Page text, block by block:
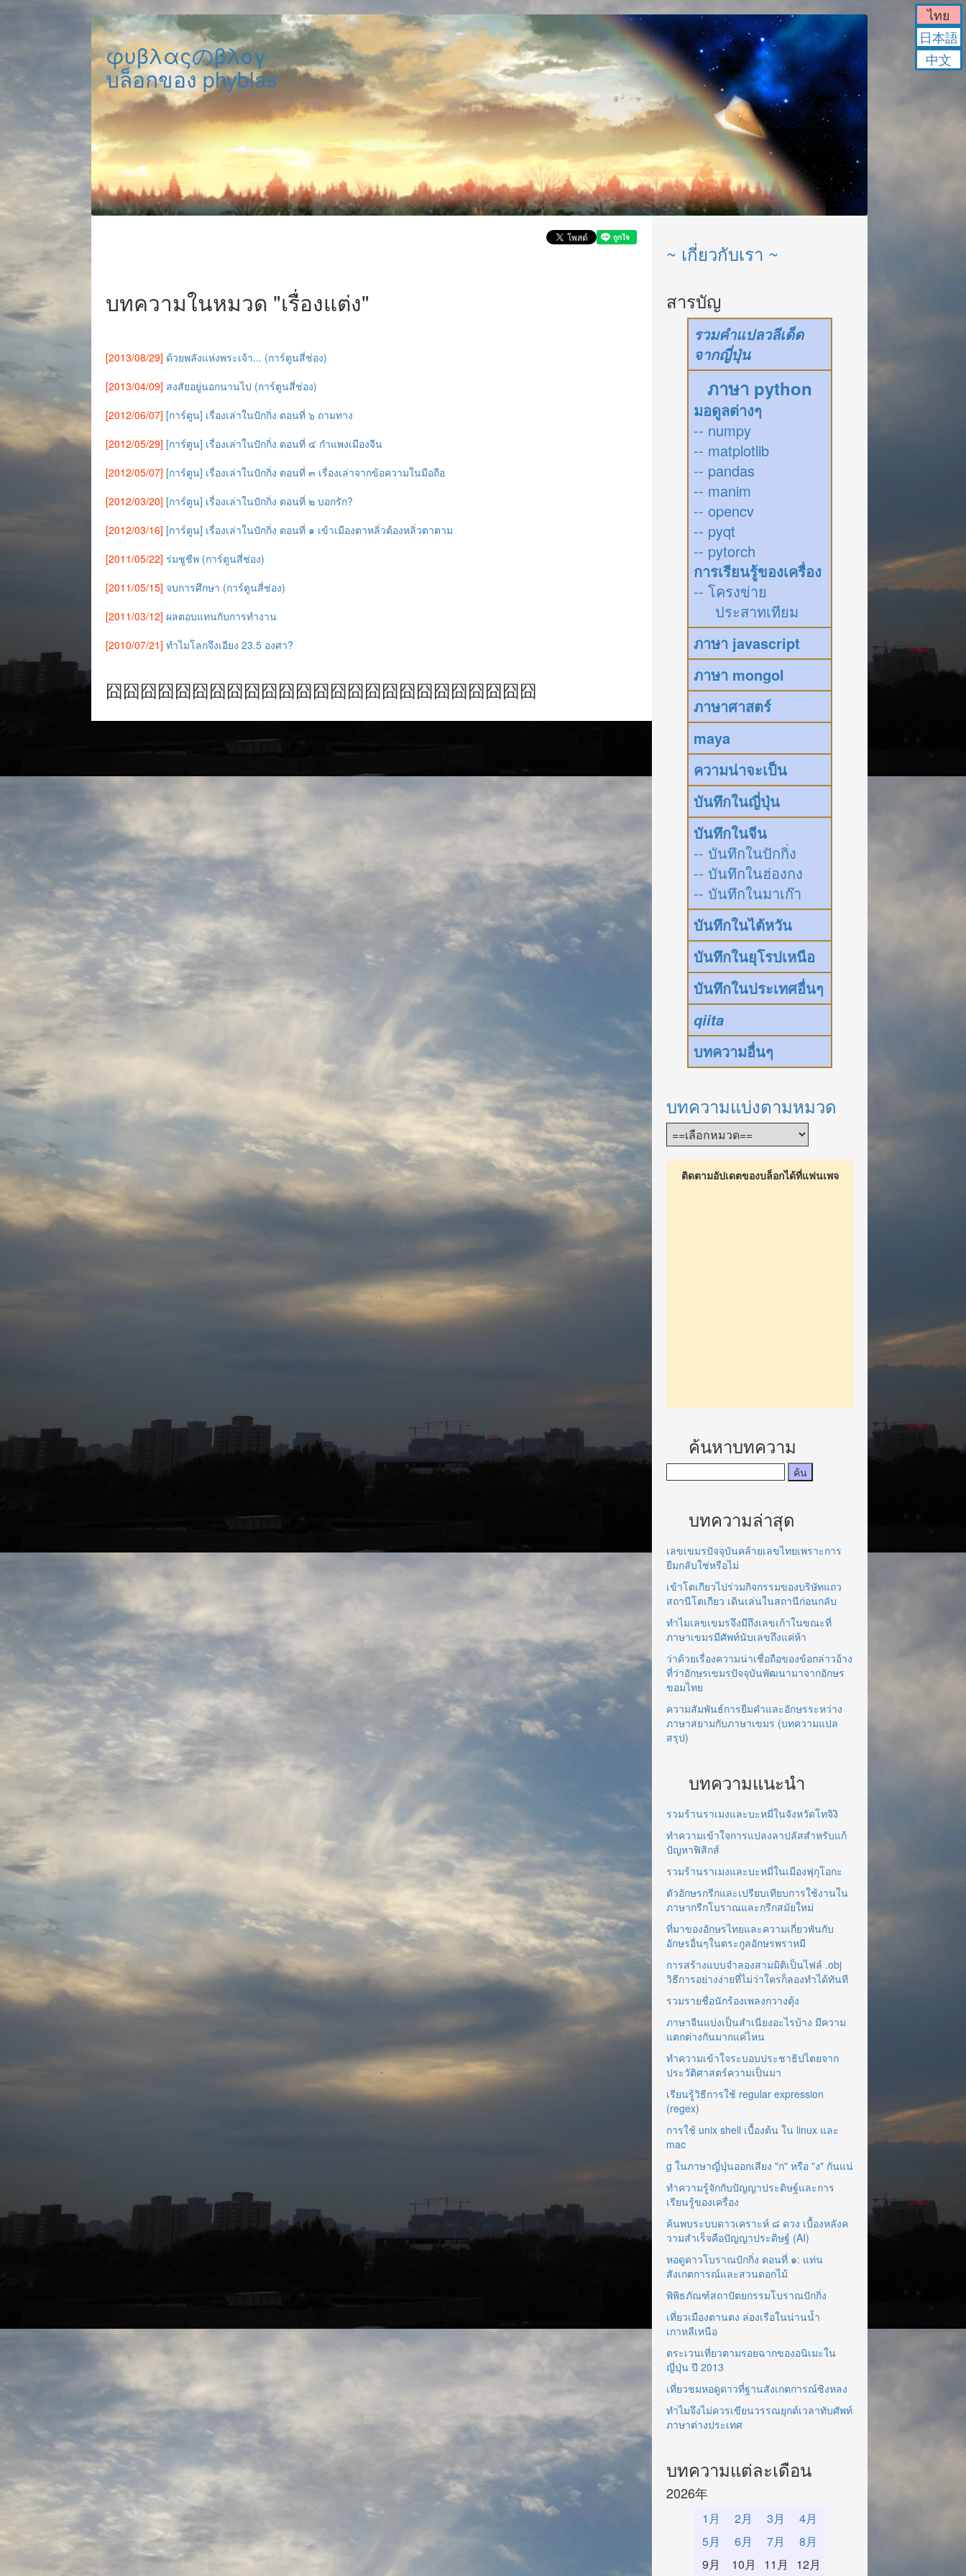
φυβλαςのβλογ
บล็อกของ phyblas
บทความในหมวด "เรื่องแต่ง"
[2013/08/29] ด้วยพลังแห่งพระเจ้า... (การ์ตูนสี่ช่อง)
[2013/04/09] สงสัยอยู่นอกนานไป (การ์ตูนสี่ช่อง)
[2012/06/07] [การ์ตูน] เรื่องเล่าในปักกิ่ง ตอนที่ ๖ ถามทาง
[2012/05/29] [การ์ตูน] เรื่องเล่าในปักกิ่ง ตอนที่ ๔ กำแพงเมืองจีน
[2012/05/07] [การ์ตูน] เรื่องเล่าในปักกิ่ง ตอนที่ ๓ เรื่องเล่าจากข้อความในมือถือ
[2012/03/20] [การ์ตูน] เรื่องเล่าในปักกิ่ง ตอนที่ ๒ บอกรัก?
[2012/03/16] [การ์ตูน] เรื่องเล่าในปักกิ่ง ตอนที่ ๑ เข้าเมืองตาหลิ่วต้องหลิ่วตาตาม
[2011/05/22] ร่มชูชีพ (การ์ตูนสี่ช่อง)
[2011/05/15] จบการศึกษา (การ์ตูนสี่ช่อง)
[2011/03/12] ผลตอบแทนกับการทำงาน
[2010/07/21] ทำไมโลกจึงเอียง 23.5 องศา?
囧囧囧囧囧囧囧囧囧囧囧囧囧囧囧囧囧囧囧囧囧囧囧囧囧
~ เกี่ยวกับเรา ~
สารบัญ
รวมคำแปลวลีเด็ด
จากญี่ปุ่น
ภาษา python
มอดูลต่างๆ
-- numpy
-- matplotlib
-- pandas
-- manim
-- opencv
-- pyqt
-- pytorch
การเรียนรู้ของเครื่อง
-- โครงข่าย
ประสาทเทียม
ภาษา javascript
ภาษา mongol
ภาษาศาสตร์
maya
ความน่าจะเป็น
บันทึกในญี่ปุ่น
บันทึกในจีน
-- บันทึกในปักกิ่ง
-- บันทึกในฮ่องกง
-- บันทึกในมาเก๊า
บันทึกในไต้หวัน
บันทึกในยุโรปเหนือ
บันทึกในประเทศอื่นๆ
qiita
บทความอื่นๆ
บทความแบ่งตามหมวด
ติดตามอัปเดตของบล็อกได้ที่แฟนเพจ
ค้นหาบทความ
บทความล่าสุด
เลขเขมรปัจจุบันคล้ายเลขไทยเพราะการ
ยืมกลับใช่หรือไม่
เข้าโตเกียวไปร่วมกิจกรรมของบริษัทแถว
สถานีโตเกียว เดินเล่นในสถานีก่อนกลับ
ทำไมเลขเขมรจึงมีถึงเลขเก้าในขณะที่
ภาษาเขมรมีศัพท์นับเลขถึงแค่ห้า
ว่าด้วยเรื่องความน่าเชื่อถือของข้อกล่าวอ้าง
ที่ว่าอักษรเขมรปัจจุบันพัฒนามาจากอักษร
ขอมไทย
ความสัมพันธ์การยืมคำและอักษรระหว่าง
ภาษาสยามกับภาษาเขมร (บทความแปล
สรุป)
บทความแนะนำ
รวมร้านราเมงและบะหมี่ในจังหวัดโทจิงิ
ทำความเข้าใจการแปลงลาปลัสสำหรับแก้
ปัญหาฟิสิกส์
รวมร้านราเมงและบะหมี่ในเมืองฟุกุโอกะ
ตัวอักษรกรีกและเปรียบเทียบการใช้งานใน
ภาษากรีกโบราณและกรีกสมัยใหม่
ที่มาของอักษรไทยและความเกี่ยวพันกับ
อักษรอื่นๆในตระกูลอักษรพราหมี
การสร้างแบบจำลองสามมิติเป็นไฟล์ .obj
วิธีการอย่างง่ายที่ไม่ว่าใครก็ลองทำได้ทันที
รวมรายชื่อนักร้องเพลงกวางตุ้ง
ภาษาจีนแบ่งเป็นสำเนียงอะไรบ้าง มีความ
แตกต่างกันมากแค่ไหน
ทำความเข้าใจระบอบประชาธิปไตยจาก
ประวัติศาสตร์ความเป็นมา
เรียนรู้วิธีการใช้ regular expression
(regex)
การใช้ unix shell เบื้องต้น ใน linux และ
mac
g ในภาษาญี่ปุ่นออกเสียง "ก" หรือ "ง" กันแน่
ทำความรู้จักกับปัญญาประดิษฐ์และการ
เรียนรู้ของเครื่อง
ค้นพบระบบดาวเคราะห์ ๘ ดวง เบื้องหลังค
วามสำเร็จคือปัญญาประดิษฐ์ (AI)
หอดูดาวโบราณปักกิ่ง ตอนที่ ๑: แท่น
สังเกตการณ์และสวนดอกไม้
พิพิธภัณฑ์สถาปัตยกรรมโบราณปักกิ่ง
เที่ยวเมืองตานตง ล่องเรือในน่านน้ำ
เกาหลีเหนือ
ตระเวนเที่ยวตามรอยฉากของอนิเมะใน
ญี่ปุ่น ปี 2013
เที่ยวชมหอดูดาวที่ฐานสังเกตการณ์ซิงหลง
ทำไมจึงไม่ควรเขียนวรรณยุกต์เวลาทับศัพท์
ภาษาต่างประเทศ
บทความแต่ละเดือน
2026年
1月 2月 3月
4月
5月
6月 7月
8月
9月
10月 11月 12月
ไทย
日本語
中文